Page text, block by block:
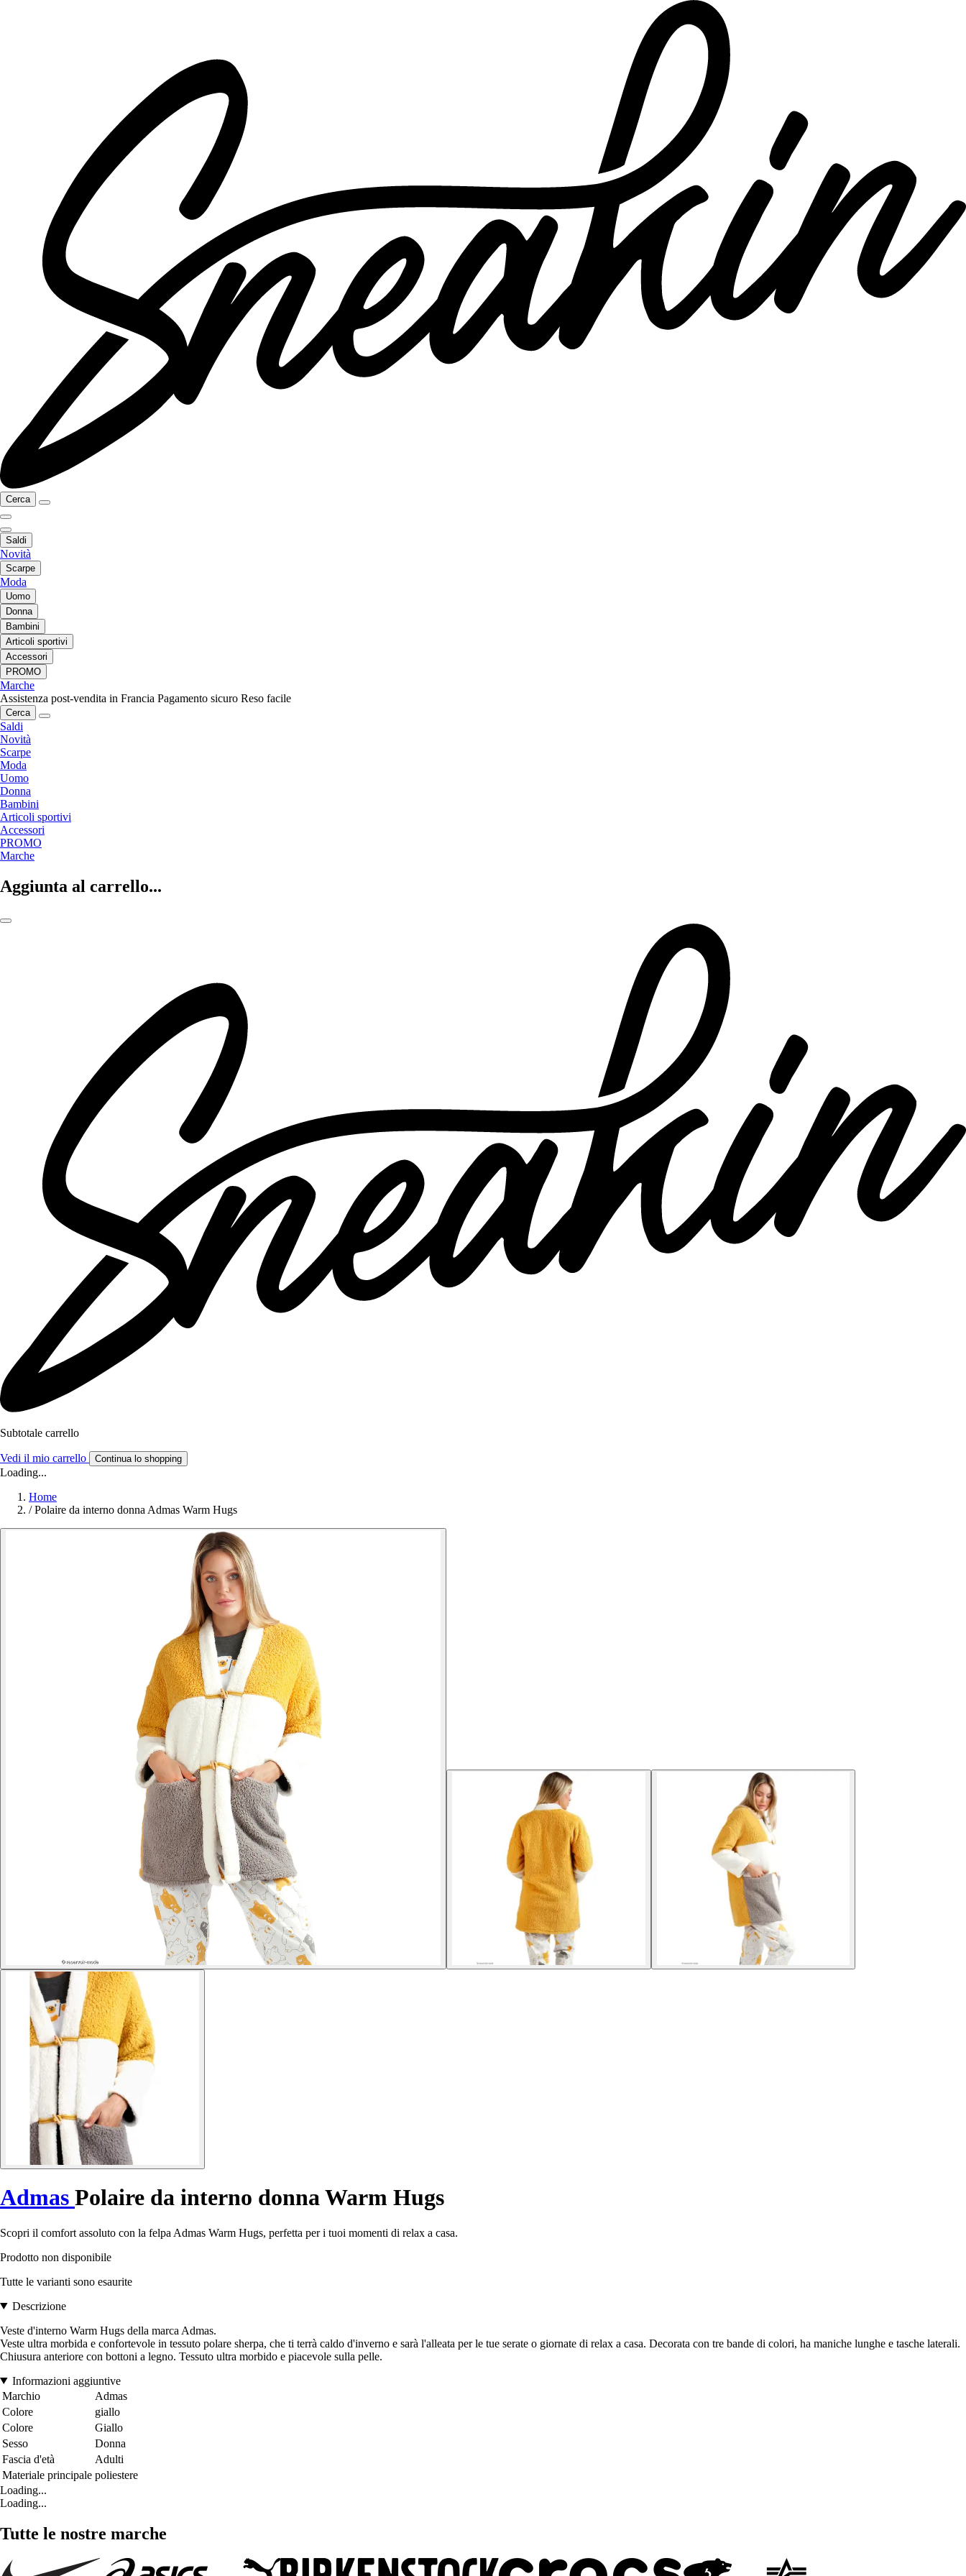
Cerca
Saldi
Novità
Scarpe
Moda
Uomo
Donna
Bambini
Articoli sportivi
Accessori
PROMO
Marche
Assistenza post-vendita in Francia Pagamento sicuro Reso facile
Cerca
Saldi
Novità
Scarpe
Moda
Uomo
Donna
Bambini
Articoli sportivi
Accessori
PROMO
Marche
Aggiunta al carrello...
Subtotale carrello
Vedi il mio carrello Continua lo shopping
Loading...
Home
/ Polaire da interno donna Admas Warm Hugs
Admas Polaire da interno donna Warm Hugs
Scopri il comfort assoluto con la felpa Admas Warm Hugs, perfetta per i tuoi momenti di relax a casa.
Prodotto non disponibile
Tutte le varianti sono esaurite
Descrizione
Veste d'interno Warm Hugs della marca Admas.
Veste ultra morbida e confortevole in tessuto polare sherpa, che ti terrà caldo d'inverno e sarà l'alleata per le tue serate o giornate di relax a casa. Decorata con tre bande di colori, ha maniche lunghe e tasche laterali.
Chiusura anteriore con bottoni a legno. Tessuto ultra morbido e piacevole sulla pelle.
Informazioni aggiuntive
Marchio
Admas
Colore
giallo
Colore
Giallo
Sesso
Donna
Fascia d'età
Adulti
Materiale principale poliestere
Loading...
Loading...
Tutte le nostre marche